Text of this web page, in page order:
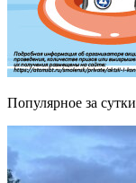
Популярное за сутки